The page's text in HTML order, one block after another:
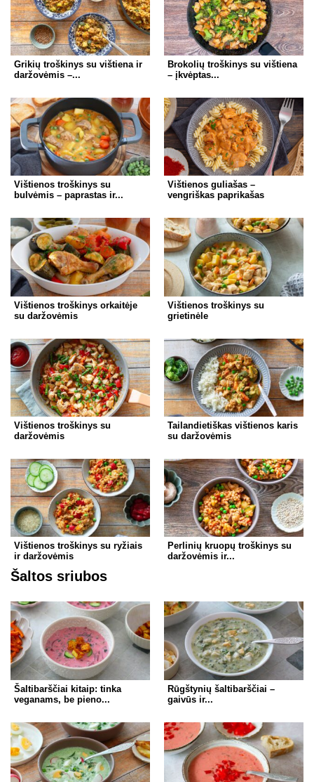
Grikių troškinys su vištiena ir
daržovėmis –...
Brokolių troškinys su vištiena
– įkvėptas...
Vištienos troškinys su
bulvėmis – paprastas ir...
Vištienos guliašas –
vengriškas paprikašas
Vištienos troškinys orkaitėje
su daržovėmis
Vištienos troškinys su
grietinėle
Vištienos troškinys su
daržovėmis
Tailandietiškas vištienos karis
su daržovėmis
Vištienos troškinys su ryžiais
ir daržovėmis
Perlinių kruopų troškinys su
daržovėmis ir...
Šaltos sriubos
Šaltibarščiai kitaip: tinka
veganams, be pieno...
Rūgštynių šaltibarščiai –
gaivūs ir...